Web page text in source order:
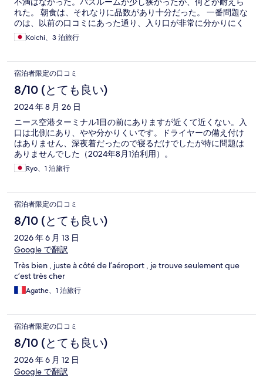
れた。 朝食は、それなりに品数があり十分だった。 一番問題な
のは、以前の口コミにあった通り、入り口が非常に分かりにく
かったこと。標識１つの設置でかなり改善されると思うのだ
が。 仕事やトランジットの都合で空港付近に泊まらなければな
Koichi、3 泊旅行
宿泊者限定の口コミ
8/10 (とても良い)
2024 年 8 月 26 日
ニース空港ターミナル1目の前にありますが近くて近くない。入
口は北側にあり、やや分かりくいです。ドライヤーの備え付け
はありません、深夜着だったので寝るだけでしたが特に問題は
ありませんでした（2024年8月1泊利用）。
Ryo、1 泊旅行
宿泊者限定の口コミ
8/10 (とても良い)
2026 年 6 月 13 日
Google で翻訳
Très bien , juste à côté de l’aéroport , je trouve seulement que
c’est très cher
Agathe、1 泊旅行
宿泊者限定の口コミ
8/10 (とても良い)
2026 年 6 月 12 日
Google で翻訳